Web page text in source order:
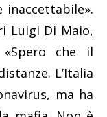
inaccettabile».
Luigi Di Maio,
che il
L’Italia
ma ha